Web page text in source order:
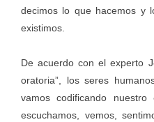
decimos lo que hacemos y
existimos.
De acuerdo con el experto
oratoria”, los seres
vamos codificando
escuchamos, vemos,